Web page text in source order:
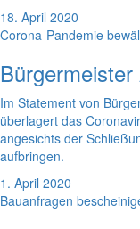
18. April 2020
Corona-Pandemie
Im Statement von
überlagert das
angesichts der
aufbringen.
1. April 2020
Bauanfragen